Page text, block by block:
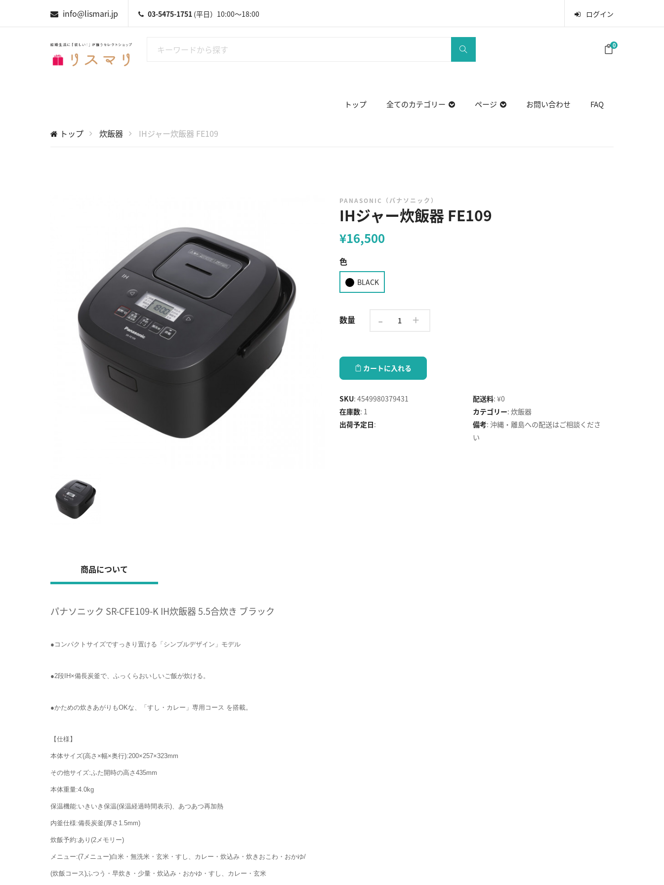
info@lismari.jp 03-5475-1751 (平日）10:00～18:00 ログイン
0
トップ 全てのカテゴリー ページ お問い合わせ FAQ
トップ 炊飯器 IHジャー炊飯器 FE109
PANASONIC（パナソニック）
IHジャー炊飯器 FE109
¥16,500
色
BLACK
数量 - +
カートに入れる
SKU: 4549980379431 配送料:¥0
在庫数: 1 カテゴリー:炊飯器
出荷予定日: 備考: 沖縄・離島への配送はご相談くださ
い
商品について
パナソニック SR-CFE109-K IH炊飯器 5.5合炊き ブラック
●コンパクトサイズですっきり置ける「シンプルデザイン」モデル
●2段IH×備長炭釜で、ふっくらおいしいご飯が炊ける。
●かための炊きあがりもOKな、「すし・カレー」専用コース を搭載。
【仕様】
本体サイズ(高さ×幅×奥行):200×257×323mm
その他サイズ:ふた開時の高さ435mm
本体重量:4.0kg
保温機能:いきいき保温(保温経過時間表示)、あつあつ再加熱
内釜仕様:備長炭釜(厚さ1.5mm)
炊飯予約:あり(2メモリー)
メニュー:(7メニュー)白米・無洗米・玄米・すし、カレー・炊込み・炊きおこわ・おかゆ/
(炊飯コース)ふつう・早炊き・少量・炊込み・おかゆ・すし、カレー・玄米